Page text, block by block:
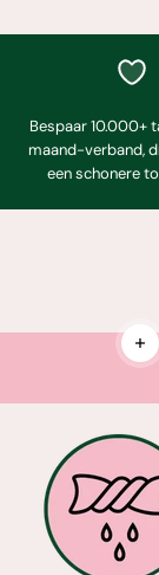
Bespaar 10.000+
maand-verband,
een schonere